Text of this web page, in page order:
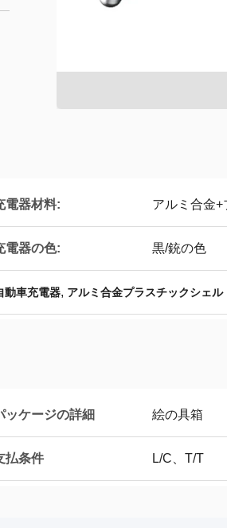
電器材料: アルミ合金+
電器の色: 黒/銃の色
動車充電器, アルミ合金プラスチックシェ
ッケージの詳細 絵の具箱
払条件 L/C、T/T